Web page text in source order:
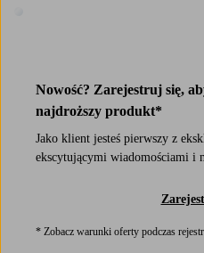
Nowość? Zarejestruj się,
najdroższy produkt*
Jako klient jesteś pierwszy z
ekscytującymi wiadomościami i
* Zobacz warunki oferty podczas